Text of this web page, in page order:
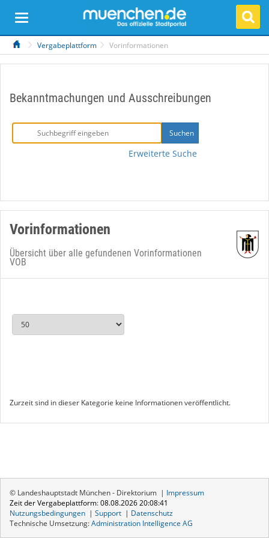
Vergabeplattform Vorinformationen
Bekanntmachungen und Ausschreibungen
Erweiterte Suche
Vorinformationen
Übersicht über alle gefundenen Vorinformationen
VOB
Zurzeit sind in dieser Kategorie keine Informationen veröffentlicht.
© Landeshauptstadt München - Direktorium | Impressum
Zeit der Vergabeplattform:08.08.2026 20:08:41
Nutzungsbedingungen | Support | Datenschutz
Technische Umsetzung:Administration Intelligence AG